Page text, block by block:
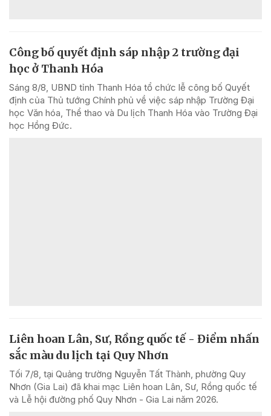
Công bố quyết định sáp nhập 2 trường đại
học ở Thanh Hóa
Sáng 8/8, UBND tỉnh Thanh Hóa tổ chức lễ công bố Quyết
định của Thủ tướng Chính phủ về việc sáp nhập Trường Đại
học Văn hóa, Thể thao và Du lịch Thanh Hóa vào Trường Đại
học Hồng Đức.
Liên hoan Lân, Sư, Rồng quốc tế - Điểm nhấn
sắc màu du lịch tại Quy Nhơn
Tối 7/8, tại Quảng trường Nguyễn Tất Thành, phường Quy
Nhơn (Gia Lai) đã khai mạc Liên hoan Lân, Sư, Rồng quốc tế
và Lễ hội đường phố Quy Nhơn - Gia Lai năm 2026.